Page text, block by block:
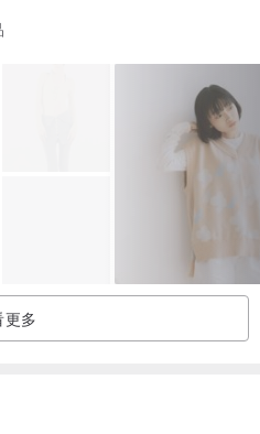
灯光不同而有些微色差，颜色以
范围
更多